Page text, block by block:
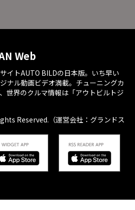
Web
イトAUTO BILDの日本版。いち早い
ナル動画ビデオ満載。チューニングカ
世界のクルマ情報は「アウトビルトジ
Reserved.（運営会社：グランドス